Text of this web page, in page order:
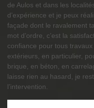
de Aulos et dans les
d’expérience et je peux
façade dont le ravalement
mot d’ordre, c’est la
confiance pour tous
extérieurs, en particulier,
brique, en béton, en
laisse rien au hasard, je
l’intervention.